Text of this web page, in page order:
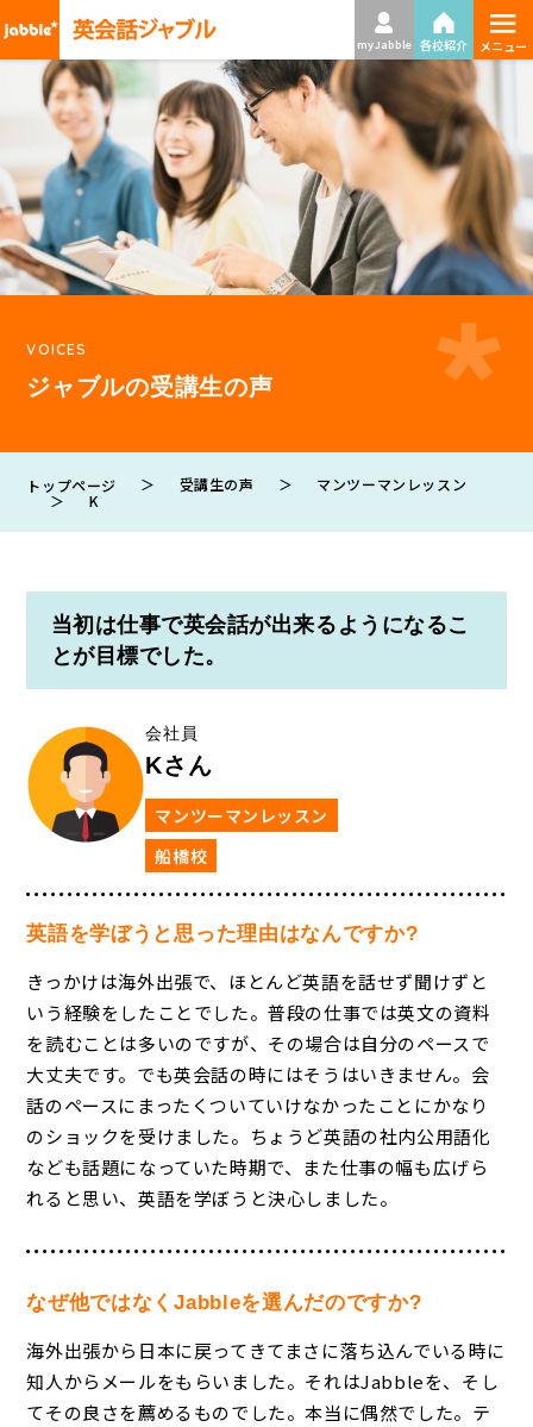
my Jabble 各校紹介 ≡
メニュー
VOICES
ジャブルの受講生の声
トップページ ＞ 受講生の声 ＞
マンツーマンレッスン
＞
K
当初は仕事で英会話が出来るようになるこ
とが目標でした。
会社員
Kさん
マンツーマンレッスン
船橋校
英語を学ぼうと思った理由はなんですか?
きっかけは海外出張で、ほとんど英語を話せず聞けずと
いう経験をしたことでした。普段の仕事では英文の資料
を読むことは多いのですが、その場合は自分のペースで
大丈夫です。でも英会話の時にはそうはいきません。会
話のペースにまったくついていけなかったことにかなり
のショックを受けました。ちょうど英語の社内公用語化
なども話題になっていた時期で、また仕事の幅も広げら
れると思い、英語を学ぼうと決心しました。
なぜ他ではなくJabbleを選んだのですか?
海外出張から日本に戻ってきてまさに落ち込んでいる時に
知人からメールをもらいました。それはJabbleを、そし
てその良さを薦めるものでした。本当に偶然でした。テ